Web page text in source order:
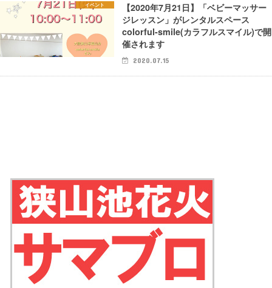
イベント
【2020年7月21日】「ベビーマッサー
ジレッスン」がレンタルスペース
colorful-smile(カラフルスマイル)で開
催されます
2020.07.15